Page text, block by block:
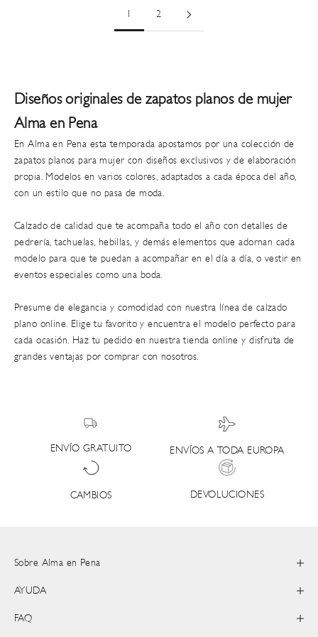
2
Diseños originales de zapatos planos de mujer
Alma en Pena
En Alma en Pena esta temporada apostamos por una colección de
zapatos planos para mujer con diseños exclusivos y de elaboración
propia. Modelos en varios colores, adaptados a cada época del año,
con un estilo que no pasa de moda.
Calzado de calidad que te acompaña todo el año condetalles de
pedrería, tachuelas, hebillas, y demás elementos que adornan cada
modelo para que te puedan a acompañar en el día a día, o vestir en
eventos especiales como una boda.
Presume de elegancia y comodidad con nuestra línea de calzado
plano online. Elige tu favorito y encuentra el modelo perfecto para
cada ocasión. Haz tu pedido ennuestra tienda online y disfruta de
grandes ventajas por comprar con nosotros.
ENVÍO GRATUITO ENVÍOS A TODA EUROPA
CAMBIOS DEVOLUCIONES
Sobre Alma en Pena
AYUDA
FAQ